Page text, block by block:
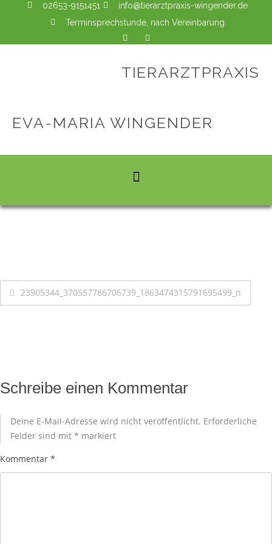
02653-9151451
info@tierarztpraxis-wingender.de
Terminsprechstunde, nach Vereinbarung
TIERARZTPRAXIS
EVA-MARIA WINGENDER
23905344_370557786706739_1863474315791695499_n
Schreibe einen Kommentar
Deine E-Mail-Adresse wird nicht veröffentlicht. Erforderliche
Felder sind mit * markiert
Kommentar *